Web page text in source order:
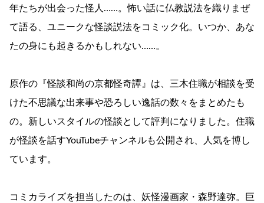
年たちが出会った怪人……。怖い話に仏教説法を織りまぜ
て語る、ユニークな怪談説法をコミック化。いつか、あな
たの身にも起きるかもしれない……。
原作の『怪談和尚の京都怪奇譚』は、三木住職が相談を受
けた不思議な出来事や恐ろしい逸話の数々をまとめたも
の。新しいスタイルの怪談として評判になりました。住職
が怪談を話すYouTubeチャンネルも公開され、人気を博し
ています。
コミカライズを担当したのは、妖怪漫画家・森野達弥。巨